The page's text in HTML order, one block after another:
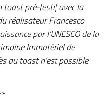
toast pré-festif avec la
réalisateur Francesco
par l’UNESCO de la
Immatériel de
au toast n’est possible